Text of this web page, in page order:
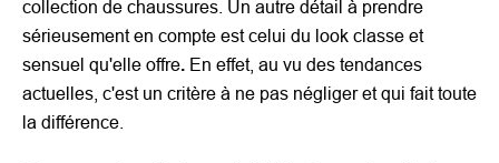
collection de chaussures. Un autre détail à prendre
sérieusement en compte est celui du look classe et
sensuel qu'elle offre. En effet, au vu des tendances
actuelles, c'est un critère à ne pas négliger et qui fait toute
la différence.